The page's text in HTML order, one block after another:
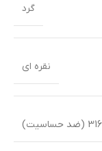
گرد
نقره ای